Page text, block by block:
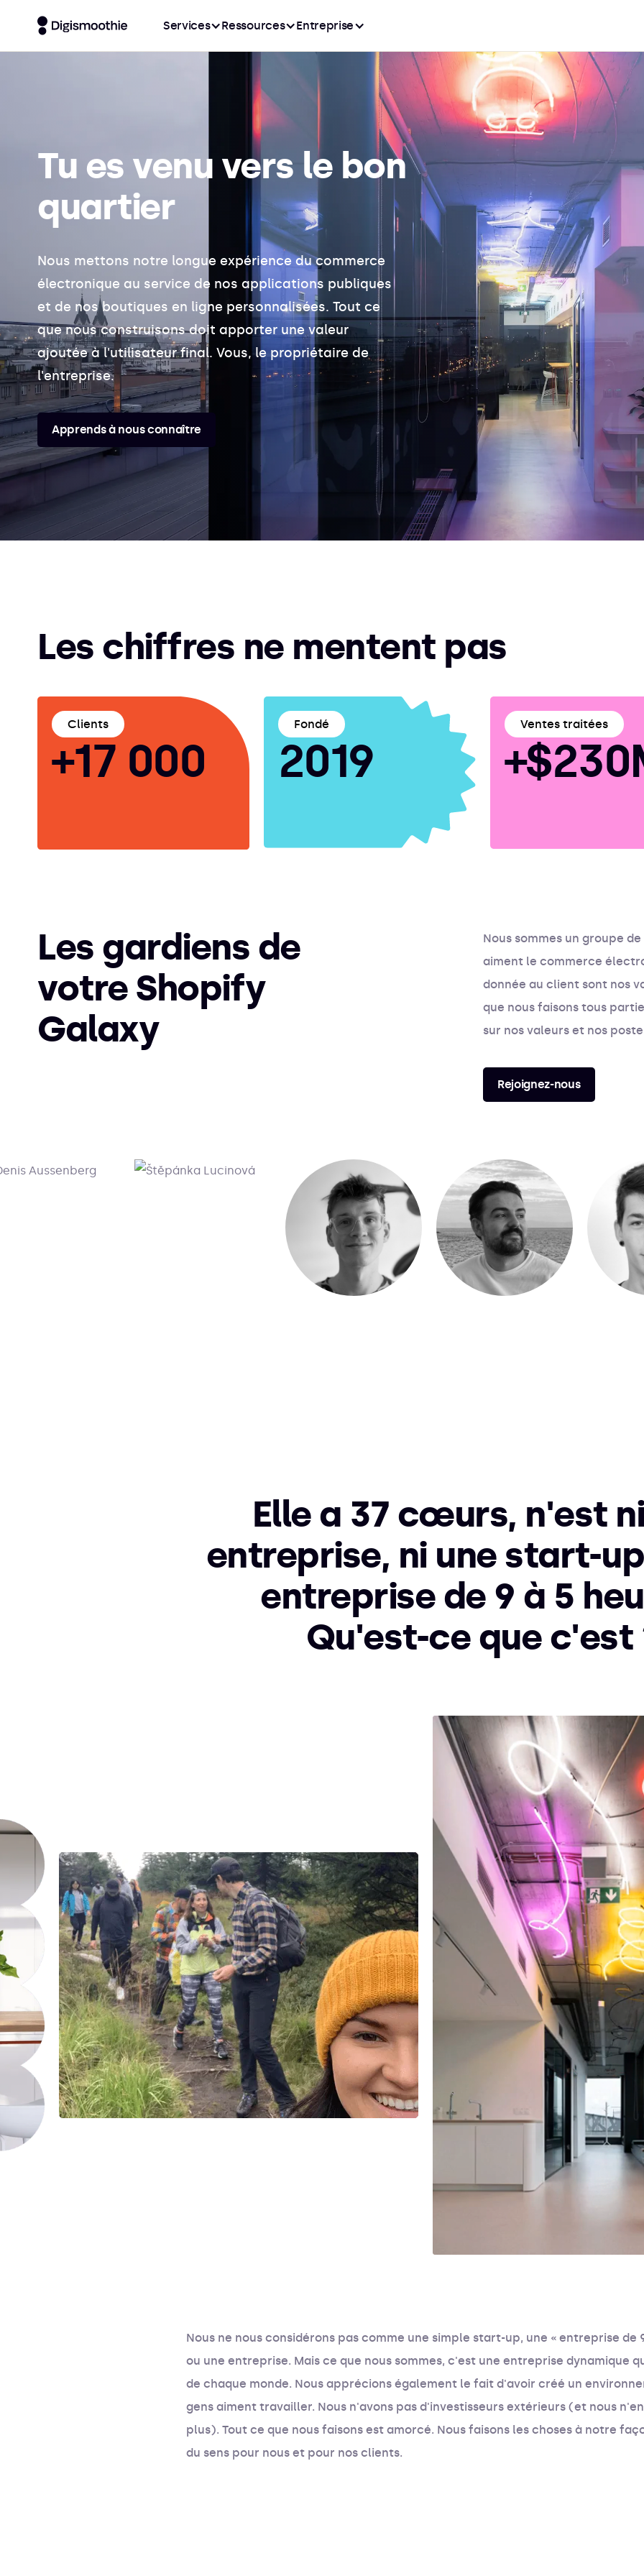
Services Ressources Entreprise
Tu es venu vers le bon
quartier
Nous mettons notre longue expérience du commerce
électronique au service de nos applications publiques
et de nos boutiques en ligne personnalisées. Tout ce
que nous construisons doit apporter une valeur
ajoutée à l'utilisateur final. Vous, le propriétaire de
l'entreprise.
Apprends à nous connaître
Les chiffres ne mentent pas
Clients
+17 000
Fondé
2019
Ventes traitées
Les gardiens de
votre Shopify
Galaxy
Nous sommes un groupe
aiment le commerce
donnée au client sont nos
que nous faisons tous
sur nos valeurs et nos
Rejoignez-nous
Elle a 37 cœurs, n'est
entreprise, ni une start-
entreprise de 9 à 5
Qu'est-ce que c'est
Nous ne nous considérons pas comme une simple start-up, une « entreprise de
ou une entreprise. Mais ce que nous sommes, c'est une entreprise dynamique
de chaque monde. Nous apprécions également le fait d'avoir créé un
gens aiment travailler. Nous n'avons pas d'investisseurs extérieurs (et nous
plus). Tout ce que nous faisons est amorcé. Nous faisons les choses à notre
du sens pour nous et pour nos clients.